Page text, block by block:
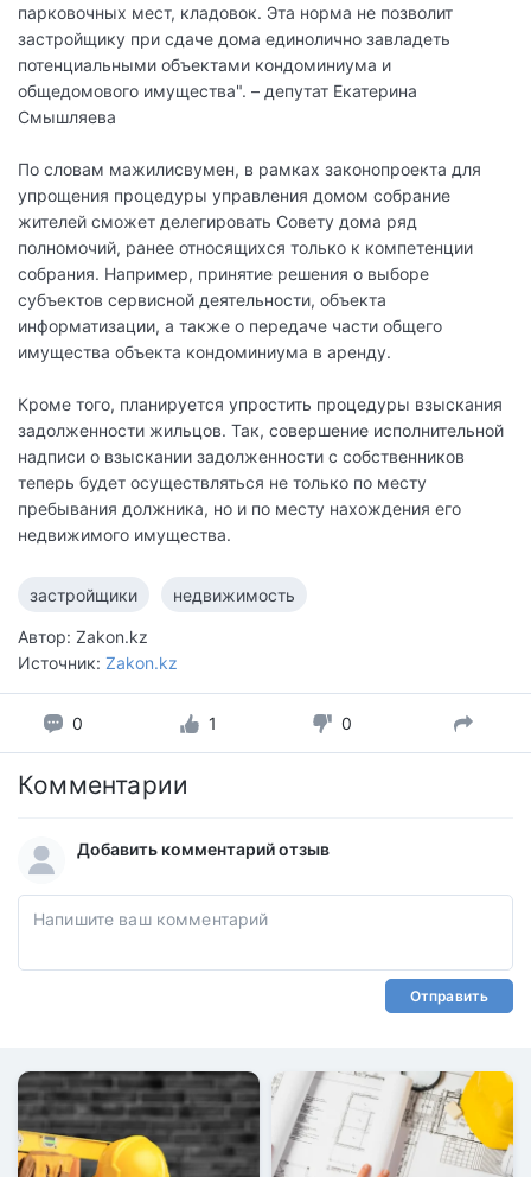
парковочных мест, кладовок. Эта норма не позволит
застройщику при сдаче дома единолично завладеть
потенциальными объектами кондоминиума и
общедомового имущества". – депутат Екатерина
Смышляева
По словам мажилисвумен, в рамках законопроекта для
упрощения процедуры управления домом собрание
жителей сможет делегировать Совету дома ряд
полномочий, ранее относящихся только к компетенции
собрания. Например, принятие решения о выборе
субъектов сервисной деятельности, объекта
информатизации, а также о передаче части общего
имущества объекта кондоминиума в аренду.
Кроме того, планируется упростить процедуры взыскания
задолженности жильцов. Так, совершение исполнительной
надписи о взыскании задолженности с собственников
теперь будет осуществляться не только по месту
пребывания должника, но и по месту нахождения его
недвижимого имущества.
застройщики недвижимость
Автор: Zakon.kz
Источник: Zakon.kz
0 1 0
Комментарии
Добавить комментарий отзыв
Отправить